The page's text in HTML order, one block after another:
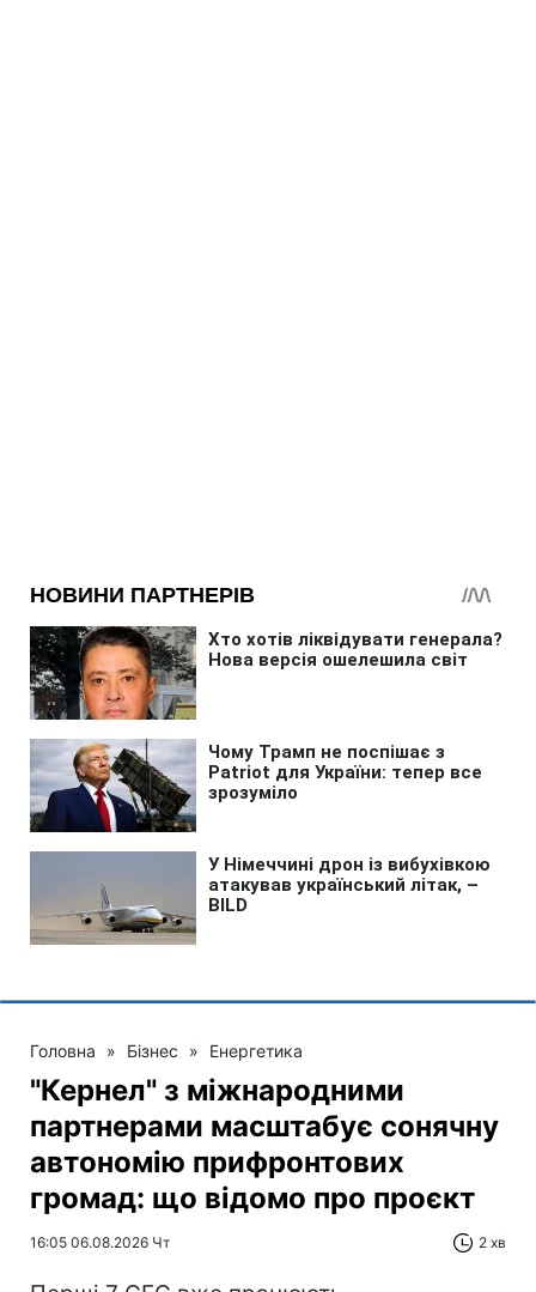
Головна » Бізнес » Енергетика
"Кернел" з міжнародними
партнерами масштабує сонячну
автономію прифронтових
громад: що відомо про проєкт
16:05 06.08.2026 Чт 2 хв